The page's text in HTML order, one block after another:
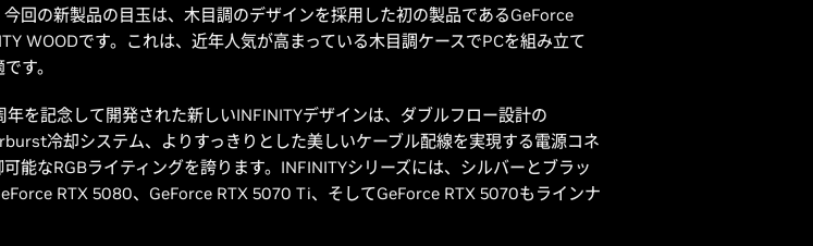
回の新製品の目玉は、木目調のデザインを採用した初の製品であるGeForce
WOODです。これは、近年人気が高まっている木目調ケースでPCを組み立て
す。
年を記念して開発された新しいINFINITYデザインは、ダブルフロー設計の
冷却システム、よりすっきりとした美しいケーブル配線を実現する電源コネ
能なRGBライティングを誇ります。INFINITYシリーズには、シルバーとブラッ
RTX 5080、GeForce RTX 5070 Ti、そしてGeForce RTX 5070もラインナ